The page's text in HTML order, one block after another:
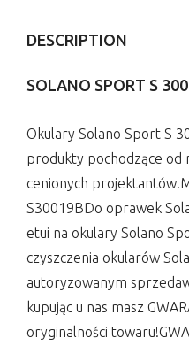
DESCRIPTION
SOLANO SPORT S
Okulary Solano Sport S
produkty pochodzące od
cenionych
S30019BDo oprawek
etui na okulary Solano
czyszczenia okularów
autoryzowanym
kupując u nas masz
oryginalności